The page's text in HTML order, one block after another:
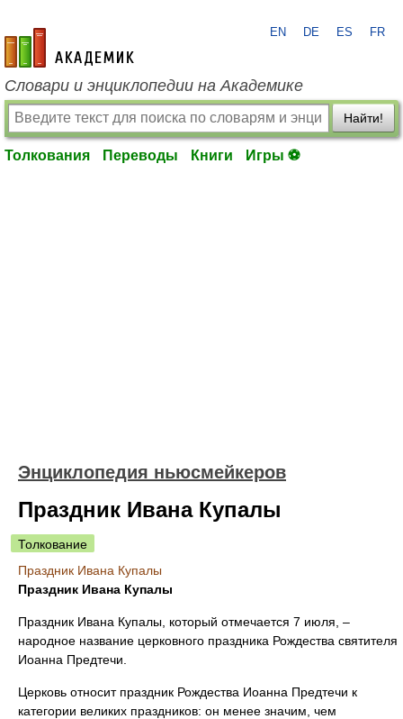
academic.ru
EN DE ES FR
Словари и энциклопедии на Академике
Найти!
Толкования Переводы Книги Игры ⚽
Энциклопедия ньюсмейкеров
Праздник Ивана Купалы
Толкование
Праздник Ивана Купалы
Праздник Ивана Купалы
Праздник Ивана Купалы, который отмечается 7 июля, –
народное название церковного праздника Рождества святителя
Иоанна Предтечи.
Церковь относит праздник Рождества Иоанна Предтечи к
категории великих праздников: он менее значим, чем